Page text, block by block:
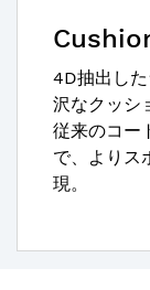
4D抽出し
沢なクッシ
従来のコー
で、よりス
現。